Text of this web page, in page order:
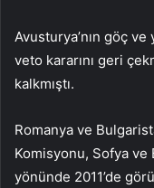
Avusturya’nın göç
veto kararını geri
kalkmıştı.
Romanya ve
Komisyonu, Sofya ve
yönünde 2011’de